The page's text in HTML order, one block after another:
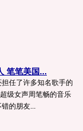
笔笔美国...
任了许多知名歌手的
级女声周笔畅的音乐
的朋友...